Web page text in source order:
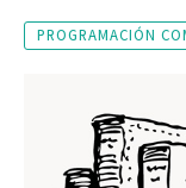
PROGRAMACIÓN